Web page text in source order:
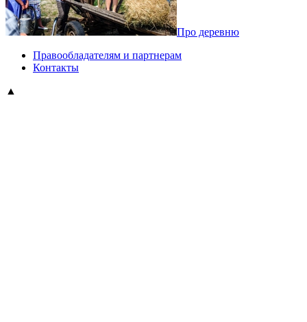
Про деревню
Правообладателям и партнерам
Контакты
▲